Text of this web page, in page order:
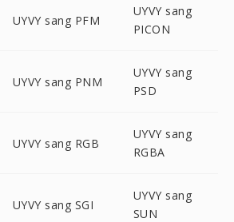
UYVY sang PFM
UYVY sang
PICON
UYVY sang PNM
UYVY sang
PSD
UYVY sang RGB
UYVY sang
RGBA
UYVY sang SGI
UYVY sang
SUN